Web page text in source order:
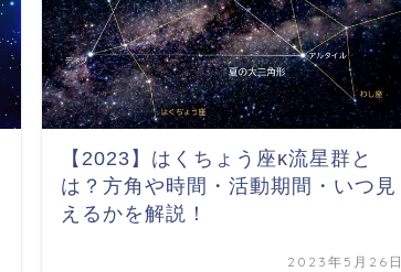
【2023】はくちょう座κ流星群と
は？方角や時間・活動期間・いつ見
えるかを解説！
2023年5月26日